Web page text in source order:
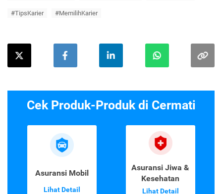
#TipsKarier #MemilihKarier
Cek Produk-Produk di Cermati
Asuransi Mobil
Lihat Detail
Asuransi Jiwa &
Kesehatan
Lihat Detail